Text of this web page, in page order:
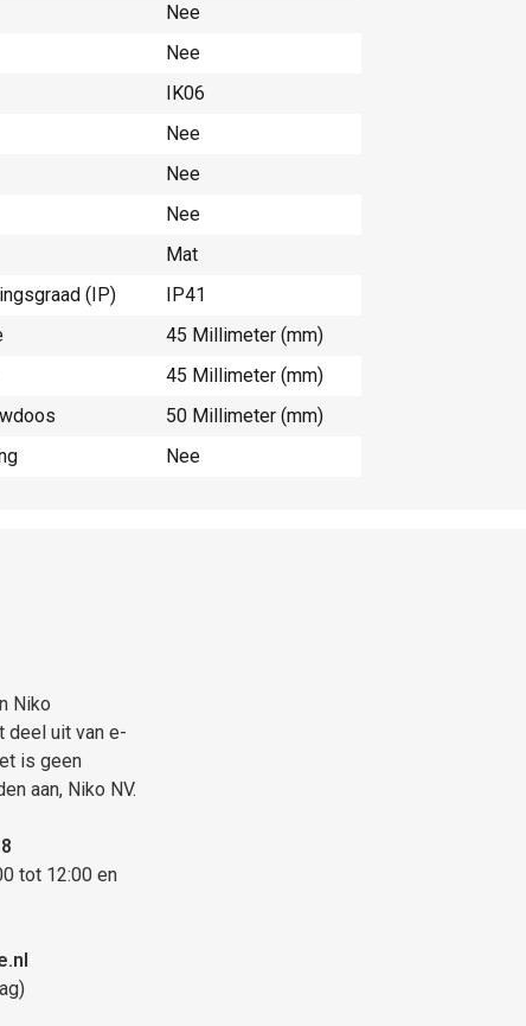
Nee
Nee
IK06
Nee
Nee
Nee
Mat
(IP)
IP41
45 Millimeter (mm)
45 Millimeter (mm)
50 Millimeter (mm)
Nee
Niko
deel uit van e-
is geen
aan, Niko NV.
tot 12:00 en